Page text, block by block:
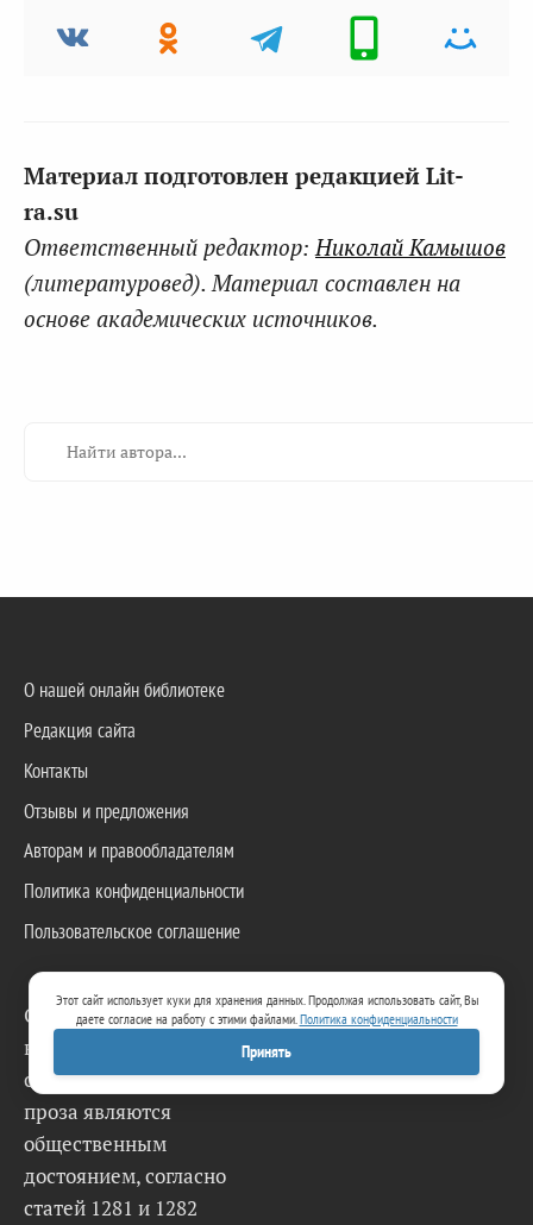
Материал подготовлен редакцией Lit-
ra.su
Ответственный редактор: Николай Камышов
(литературовед). Материал составлен на
основе академических источников.
О нашей онлайн библиотеке
Редакция сайта
Контакты
Отзывы и предложения
Авторам и правообладателям
Политика конфиденциальности
Пользовательское соглашение
Опубликованные
классические
стихотворения и
проза являются
общественным
достоянием, согласно
статей 1281 и 1282
Этот сайт использует куки для хранения данных. Продолжая использовать сайт, Вы
даете согласие на работу с этими файлами.Политика конфиденциальности
Принять